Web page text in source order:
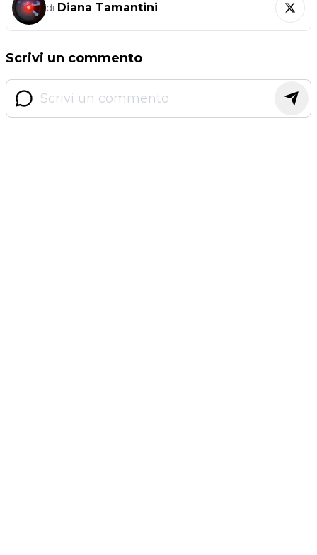
di Diana Tamantini
Scrivi un commento